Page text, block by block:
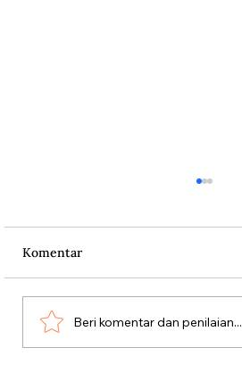
Persatuan Perjuangan
Komentar
Beri komentar dan penilaian...